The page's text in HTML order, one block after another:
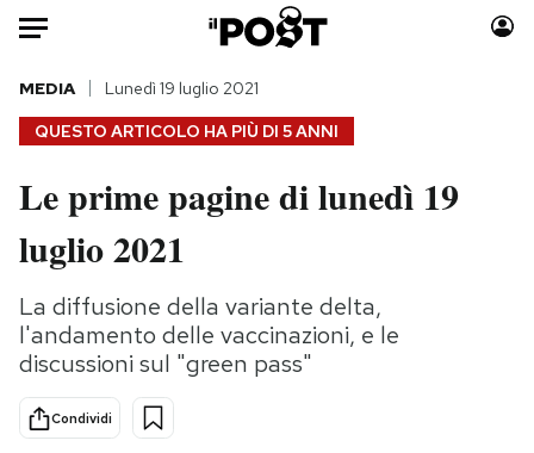
HOME
Italia
Politica
Tecnologia
Internet
Scienza
Cultura
Economia
Moda
Storie/Idee
Ok Boomer!
QUESTO ARTICOLO HA PIÙ DI 5 ANNI
MEDIA Lunedì 19 luglio 2021
Le prime pagine di lunedì 19
luglio 2021
La diffusione della variante delta,
l'andamento delle vaccinazioni, e le
discussioni sul "green pass"
Condividi